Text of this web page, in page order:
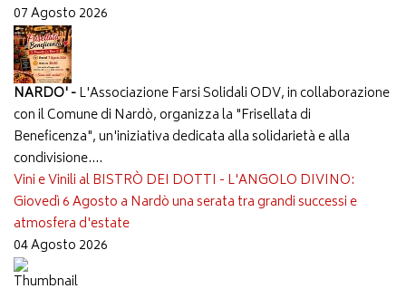
07 Agosto 2026
NARDO' -L'Associazione Farsi Solidali ODV, in collaborazione
con il Comune di Nardò, organizza la "Frisellata di
Beneficenza", un'iniziativa dedicata alla solidarietà e alla
condivisione....
Vini e Vinili al BISTRÒ DEI DOTTI - L'ANGOLO DIVINO:
Giovedì 6 Agosto a Nardò una serata tra grandi successi e
atmosfera d'estate
04 Agosto 2026